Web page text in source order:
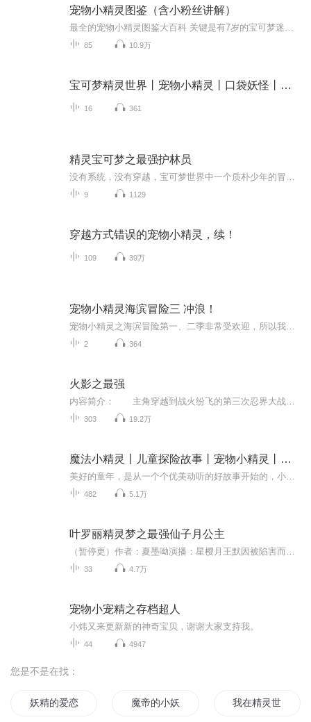
宠物小精灵图鉴（含小粉丝讲解）
85 10.9万
宝可梦精灵世界丨宠物小精灵丨口袋妖怪丨精灵宝可梦
16 361
精灵宝可梦之最强护林员
9 1129
穿越方式错误的宠物小精灵，续！
109 39万
宠物小精灵海滨冒险三 冲浪！
2 364
火影之最强
303 19.2万
魔法小精灵丨儿童探险故事丨宠物小精灵丨睡前故事
482 5.1万
叶罗丽精灵梦之最强仙子月公主
33 4.7万
宠物小宠精之存档超人
小炜又来更新新的神奇宝贝，谢谢大家支持我。
44 4947
您是不是在找：
妖精的爱恋 魔帝的小妖精又重生了 我在精灵世界的